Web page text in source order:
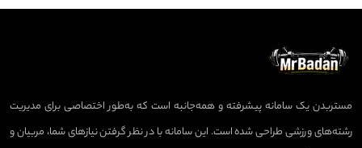
مستربدن یک سامانه پیشرفته و همه‌جانبه است که به‌طور اختصاصی برای مدیریت
رشته‌های ورزشی طراحی شده است. این سامانه با در نظر گرفتن نیازهای شما، مربیان و